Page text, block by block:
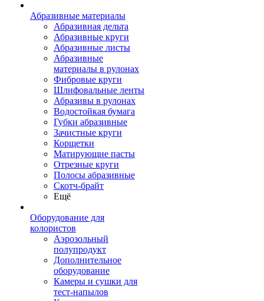
Абразивные материалы
Абразивная дельта
Абразивные круги
Абразивные листы
Абразивные
материалы в рулонах
Фибровые круги
Шлифовальные ленты
Абразивы в рулонах
Водостойкая бумага
Губки абразивные
Зачистные круги
Корщетки
Матирующие пасты
Отрезные круги
Полосы абразивные
Скотч-брайт
Ещё
Оборудование для
колористов
Аэрозольный
полупродукт
Дополнительное
оборудование
Камеры и сушки для
тест-напылов